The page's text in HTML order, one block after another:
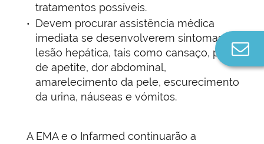
tratamentos possíveis.
Devem procurar assistência médica
imediata se desenvolverem sintomas de
lesão hepática, tais como cansaço, perda
de apetite, dor abdominal,
amarelecimento da pele, escurecimento
da urina, náuseas e vómitos.
A EMA e o Infarmed continuarão a